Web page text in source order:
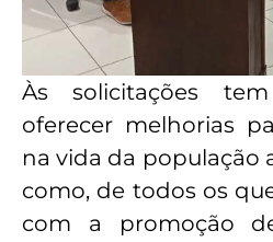
Às solicitações
oferecer melhorias
na vida da população
como, de todos os
com a promoção